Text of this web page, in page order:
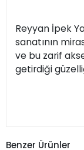
Reyyan İpek
sanatının
ve bu zarif
getirdiği
Benzer Ürünler